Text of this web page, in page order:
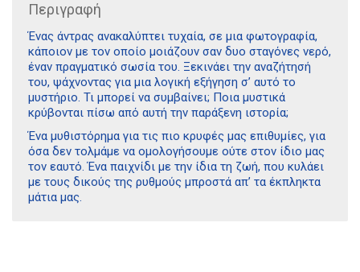
Περιγραφή
Ένας άντρας ανακαλύπτει τυχαία, σε μια φωτογραφία,
κάποιον με τον οποίο μοιάζουν σαν δυο σταγόνες νερό,
έναν πραγματικό σωσία του. Ξεκινάει την αναζήτησή
του, ψάχνοντας για μια λογική εξήγηση σ’ αυτό το
μυστήριο. Τι μπορεί να συμβαίνει; Ποια μυστικά
κρύβονται πίσω από αυτή την παράξενη ιστορία;
Ένα μυθιστόρημα για τις πιο κρυφές μας επιθυμίες, για
όσα δεν τολμάμε να ομολογήσουμε ούτε στον ίδιο μας
τον εαυτό. Ένα παιχνίδι με την ίδια τη ζωή, που κυλάει
με τους δικούς της ρυθμούς μπροστά απ’ τα έκπληκτα
μάτια μας.